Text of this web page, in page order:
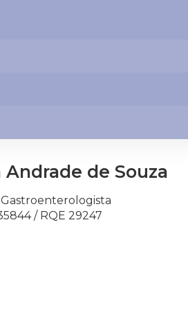
Andrade de Souza
/ RQE 29247